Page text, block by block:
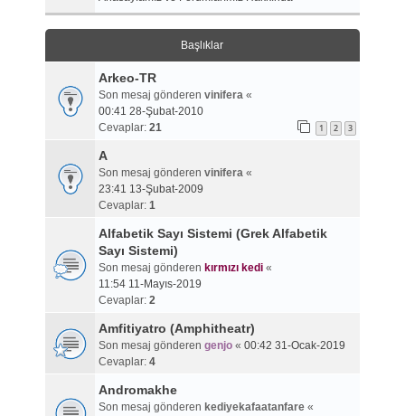
Başlıklar
Arkeo-TR
Son mesaj gönderen vinifera«
00:41 28-Şubat-2010
Cevaplar: 21 1 2 3
A
Son mesaj gönderen vinifera«
23:41 13-Şubat-2009
Cevaplar: 1
Alfabetik Sayı Sistemi (Grek Alfabetik
Sayı Sistemi)
Son mesaj gönderen kırmızı kedi«
11:54 11-Mayıs-2019
Cevaplar: 2
Amfitiyatro (Amphitheatr)
Son mesaj gönderen genjo« 00:42 31-Ocak-2019
Cevaplar: 4
Andromakhe
Son mesaj gönderen kediyekafaatanfare«